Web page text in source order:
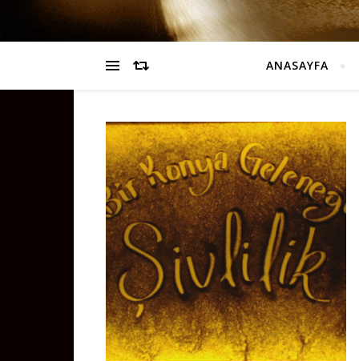
ANASAYFA